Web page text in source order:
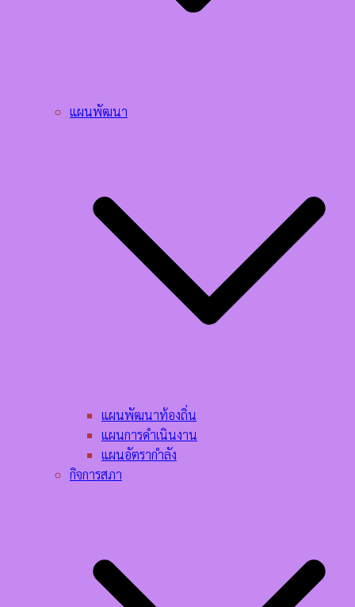
แผนพัฒนา
แผนพัฒนาท้องถิ่น
แผนการดำเนินงาน
แผนอัตรากำลัง
กิจการสภา